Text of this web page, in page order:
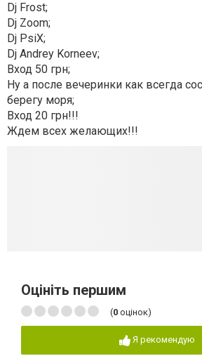
Dj Frost;
Dj Zoom;
Dj PsiX;
Dj Andrey Korneev;
Вход 50 грн;
Ну а после вечеринки как всегда
берегу моря;
Вход 20 грн!!!
Ждем всех желающих!!!
Оцініть першим
(0 оцінок)
Я рекомендую